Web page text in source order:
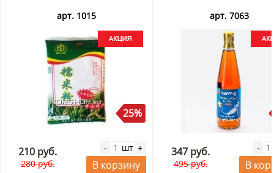
арт. 1015
25%
210 руб.
280 руб.
- шт +
В корзину
арт. 7063
347 руб.
495 руб.
-
В